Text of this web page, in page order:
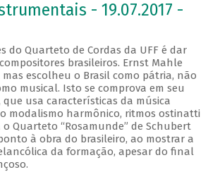
- 19.07.2017 -
do Quarteto de Cordas da UFF é dar
brasileiros. Ernst Mahle
escolheu o Brasil como pátria, não
musical. Isto se comprova em seu
que usa características da música
modalismo harmônico, ritmos ostinatti
o Quarteto “Rosamunde” de Schubert
à obra do brasileiro, ao mostrar a
da formação, apesar do final